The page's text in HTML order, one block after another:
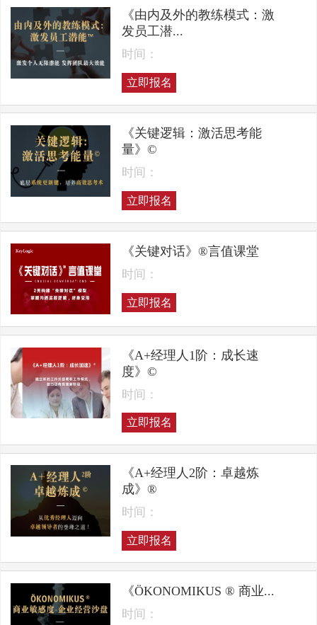
《由内及外的教练模式：激
发员工潜...
时间：
立即报名
《关键逻辑：激活思考能
量》©
时间：
立即报名
《关键对话》®言值课堂
时间：
立即报名
《A+经理人1阶：成长速
度》©
时间：
立即报名
《A+经理人2阶：卓越炼
成》®
时间：
立即报名
《ÖKONOMIKUS ® 商业...
时间：